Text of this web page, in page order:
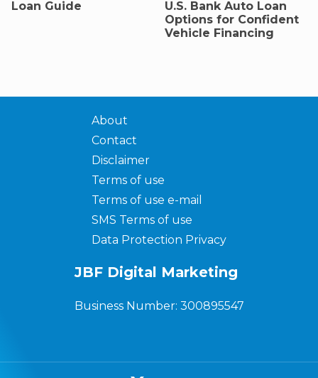
Loan Guide
U.S. Bank Auto Loan
Options for Confident
Vehicle Financing
About
Contact
Disclaimer
Terms of use
Terms of use e-mail
SMS Terms of use
Data Protection Privacy
JBF Digital Marketing
Business Number: 300895547